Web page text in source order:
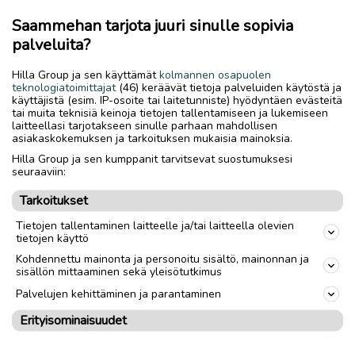
ulkomuseona 1960-luvulla. Saamelaismuseon ja
Luontokeskuksen nykyisen kaltainen toiminta on
Uusittu ja laajennettu Siida avattiin 1.6.2022.
Saamelaismuseo Siida aloitti toimintansa
ulkomuseona 1960-luvulla. Saamelaismuseon ja
Luontokeskuksen nykyisen kaltainen toiminta on
alkanut vuonna 1998.
Näyttelykävijöitä on ollut uusitussa Siidassa
syyskuuhun mennessä yli 46 000. Lapin vuoden 2022
suosituin Museokortti-kohde tähän mennessä.
Siidan näyttelyt koostuvat Saamelaismuseon ja
Luontokeskuksen yhteisestä päänäyttelystä,
Saamelaismuseon ulkomuseosta sekä kulttuuri- ja
luontoaiheisista vaihtuvista näyttelyistä. Siida
sijaitsee Inarissa.
Saammehan tarjota juuri sinulle sopivia
palveluita?
Hilla Group ja sen käyttämätkolmannen osapuolen
teknologiatoimittajat(46) keräävät tietoja palveluiden käytöstä ja
käyttäjistä (esim. IP-osoite tai laitetunniste) hyödyntäen evästeitä
tai muita teknisiä keinoja tietojen tallentamiseen ja lukemiseen
laitteellasi tarjotakseen sinulle parhaan mahdollisen
asiakaskokemuksen ja tarkoituksen mukaisia mainoksia.
Hilla Group ja sen kumppanit tarvitsevat suostumuksesi
seuraaviin:
Tarkoitukset
Tietojen tallentaminen laitteelle ja/tai laitteella olevien
tietojen käyttö
Kohdennettu mainonta ja personoitu sisältö, mainonnan ja
sisällön mittaaminen sekä yleisötutkimus
Palvelujen kehittäminen ja parantaminen
Erityisominaisuudet